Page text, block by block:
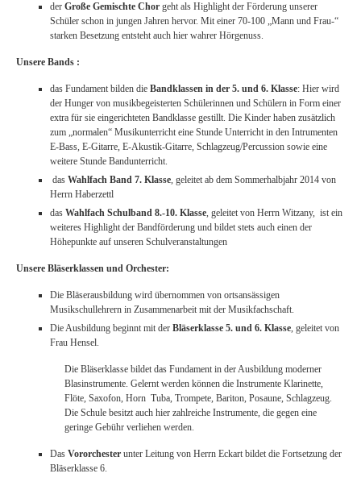
der Große Gemischte Chor geht als Highlight der Förderung unserer
Schüler schon in jungen Jahren hervor. Mit einer 70-100 „Mann und Frau-“
starken Besetzung entsteht auch hier wahrer Hörgenuss.
Unsere Bands :
das Fundament bilden die Bandklassen in der 5. und 6. Klasse: Hier wird
der Hunger von musikbegeisterten Schülerinnen und Schülern in Form einer
extra für sie eingerichteten Bandklasse gestillt. Die Kinder haben zusätzlich
zum „normalen“ Musikunterricht eine Stunde Unterricht in den Intrumenten
E-Bass, E-Gitarre, E-Akustik-Gitarre, Schlagzeug/Percussion sowie eine
weitere Stunde Bandunterricht.
das Wahlfach Band 7. Klasse, geleitet ab dem Sommerhalbjahr 2014 von
Herrn Haberzettl
das Wahlfach Schulband 8.-10. Klasse, geleitet von Herrn Witzany, ist ein
weiteres Highlight der Bandförderung und bildet stets auch einen der
Höhepunkte auf unseren Schulveranstaltungen
Unsere Bläserklassen und Orchester:
Die Bläserausbildung wird übernommen von ortsansässigen
Musikschullehrern in Zusammenarbeit mit der Musikfachschaft.
Die Ausbildung beginnt mit der Bläserklasse 5. und 6. Klasse, geleitet von
Frau Hensel.
Die Bläserklasse bildet das Fundament in der Ausbildung moderner
Blasinstrumente. Gelernt werden können die Instrumente Klarinette,
Flöte, Saxofon, Horn Tuba, Trompete, Bariton, Posaune, Schlagzeug.
Die Schule besitzt auch hier zahlreiche Instrumente, die gegen eine
geringe Gebühr verliehen werden.
Das Vororchester unter Leitung von Herrn Eckart bildet die Fortsetzung der
Bläserklasse 6.